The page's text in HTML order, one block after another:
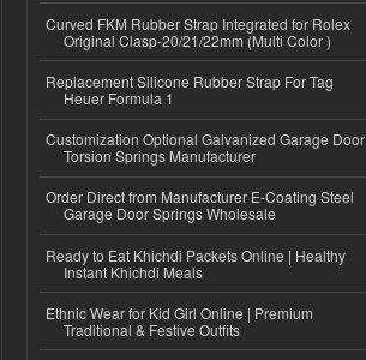
Curved FKM Rubber Strap Integrated for Rolex
Original Clasp-20/21/22mm (Multi Color )
Replacement Silicone Rubber Strap For Tag
Heuer Formula 1
Customization Optional Galvanized Garage Door
Torsion Springs Manufacturer
Order Direct from Manufacturer E-Coating Steel
Garage Door Springs Wholesale
Ready to Eat Khichdi Packets Online | Healthy
Instant Khichdi Meals
Ethnic Wear for Kid Girl Online | Premium
Traditional & Festive Outfits